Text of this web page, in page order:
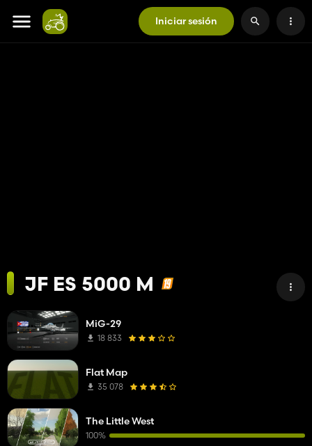
Iniciar sesión
JF ES 5000 M
MiG-29
18 833
Flat Map
35 078
The Little West
100%